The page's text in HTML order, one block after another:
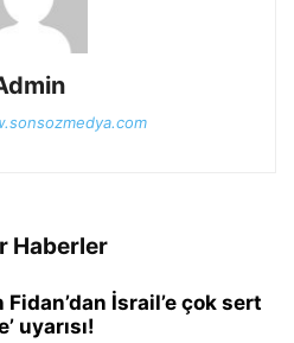
Haberler
Fidan’dan İsrail’e çok sert
uyarısı!